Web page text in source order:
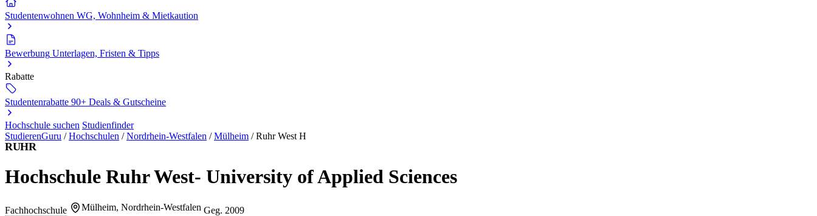
Studentenwohnen WG, Wohnheim & Mietkaution
Bewerbung Unterlagen, Fristen & Tipps
Rabatte
Studentenrabatte 90+ Deals & Gutscheine
Hochschule suchen Studienfinder
StudierenGuru / Hochschulen / Nordrhein-Westfalen / Mülheim /Ruhr West H
RUHR
Hochschule Ruhr West- University of Applied Sciences
Fachhochschule Mülheim, Nordrhein-Westfalen Geg. 2009